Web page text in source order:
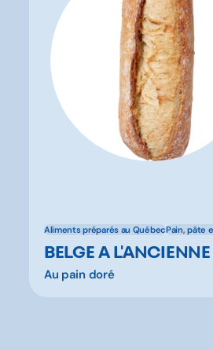
Aliments préparés au QuébecPain, pâte
BELGE A L'ANCIENNE
Au pain doré